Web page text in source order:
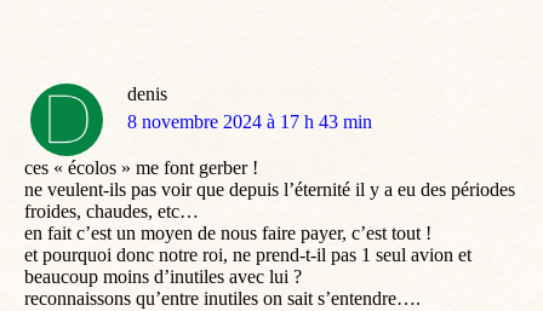
denis
dit
8 novembre 2024 à 17 h 43 min
ces « écolos » me font gerber !
ne veulent-ils pas voir que depuis l’éternité il y a eu des périodes
froides, chaudes, etc…
en fait c’est un moyen de nous faire payer, c’est tout !
et pourquoi donc notre roi, ne prend-t-il pas 1 seul avion et
beaucoup moins d’inutiles avec lui ?
reconnaissons qu’entre inutiles on sait s’entendre….